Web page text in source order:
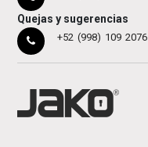
Quejas y sugerencias
+52 (998) 109 2076